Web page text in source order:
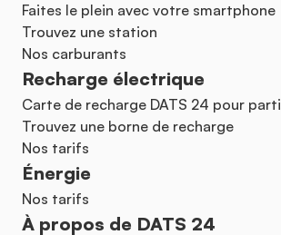
Faites le plein avec votre smartphone
Trouvez une station
Nos carburants
Recharge électrique
Carte de recharge DATS 24 pour
Trouvez une borne de recharge
Nos tarifs
Énergie
Nos tarifs
À propos de DATS 24